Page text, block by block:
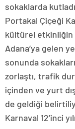
sokaklarda
Portakal Çiçeği
kültürel etkinliğin
Adana’ya gelen
sonunda
zorlaştı, trafik
içinden ve yurt
de geldiği
Karnaval 12’inci